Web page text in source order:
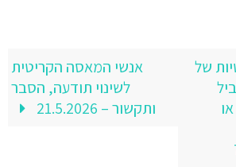
של
אנשי המאסה הקריטית
לשינוי תודעה, הסבר
ותקשור – 21.5.2026